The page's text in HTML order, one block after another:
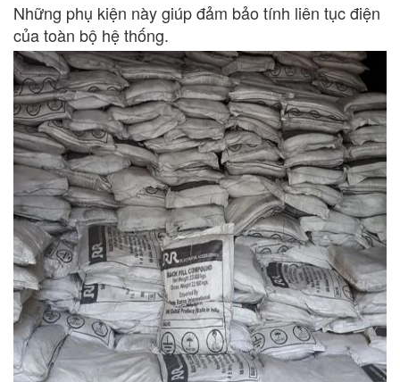
Những phụ kiện này giúp đảm bảo tính liên tục điện
của toàn bộ hệ thống.